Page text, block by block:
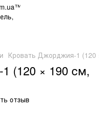
Кровать Джорджия-1 (120
(120 × 190 см,
отзыв